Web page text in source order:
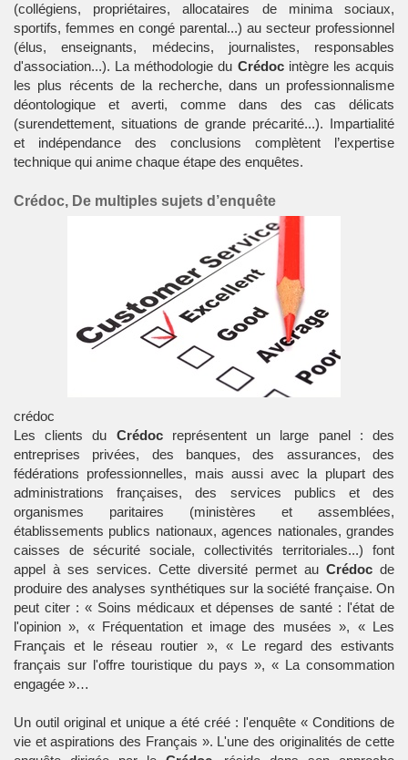
(collégiens, propriétaires, allocataires de minima sociaux,
sportifs, femmes en congé parental...) au secteur professionnel
(élus, enseignants, médecins, journalistes, responsables
d'association...). La méthodologie du Crédocintègre les acquis
les plus récents de la recherche, dans un professionnalisme
déontologique et averti, comme dans des cas délicats
(surendettement, situations de grande précarité...). Impartialité
et indépendance des conclusions complètent l’expertise
technique qui anime chaque étape des enquêtes.
Crédoc, De multiples sujets d’enquête
crédoc
Les clients du Crédocreprésentent un large panel : des
entreprises privées, des banques, des assurances, des
fédérations professionnelles, mais aussi avec la plupart des
administrations françaises, des services publics et des
organismes paritaires (ministères et assemblées,
établissements publics nationaux, agences nationales, grandes
caisses de sécurité sociale, collectivités territoriales...) font
appel à ses services. Cette diversité permet au Crédoc de
produire des analyses synthétiques sur la société française. On
peut citer : « Soins médicaux et dépenses de santé : l'état de
l'opinion », « Fréquentation et image des musées », « Les
Français et le réseau routier », « Le regard des estivants
français sur l'offre touristique du pays », « La consommation
engagée »…
Un outil original et unique a été créé : l'enquête « Conditions de
vie et aspirations des Français ». L'une des originalités de cette